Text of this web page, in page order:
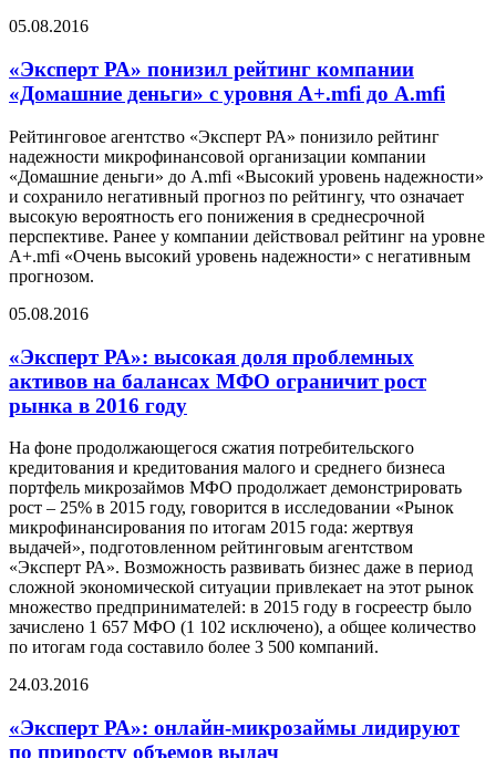
05.08.2016
«Эксперт РА» понизил рейтинг компании
«Домашние деньги» с уровня А+.mfi до А.mfi
Рейтинговое агентство «Эксперт РА» понизило рейтинг
надежности микрофинансовой организации компании
«Домашние деньги» до А.mfi «Высокий уровень надежности»
и сохранило негативный прогноз по рейтингу, что означает
высокую вероятность его понижения в среднесрочной
перспективе. Ранее у компании действовал рейтинг на уровне
А+.mfi «Очень высокий уровень надежности» с негативным
прогнозом.
05.08.2016
«Эксперт РА»: высокая доля проблемных
активов на балансах МФО ограничит рост
рынка в 2016 году
На фоне продолжающегося сжатия потребительского
кредитования и кредитования малого и среднего бизнеса
портфель микрозаймов МФО продолжает демонстрировать
рост – 25% в 2015 году, говорится в исследовании «Рынок
микрофинансирования по итогам 2015 года: жертвуя
выдачей», подготовленном рейтинговым агентством
«Эксперт РА». Возможность развивать бизнес даже в период
сложной экономической ситуации привлекает на этот рынок
множество предпринимателей: в 2015 году в госреестр было
зачислено 1 657 МФО (1 102 исключено), а общее количество
по итогам года составило более 3 500 компаний.
24.03.2016
«Эксперт РА»: онлайн-микрозаймы лидируют
по приросту объемов выдач